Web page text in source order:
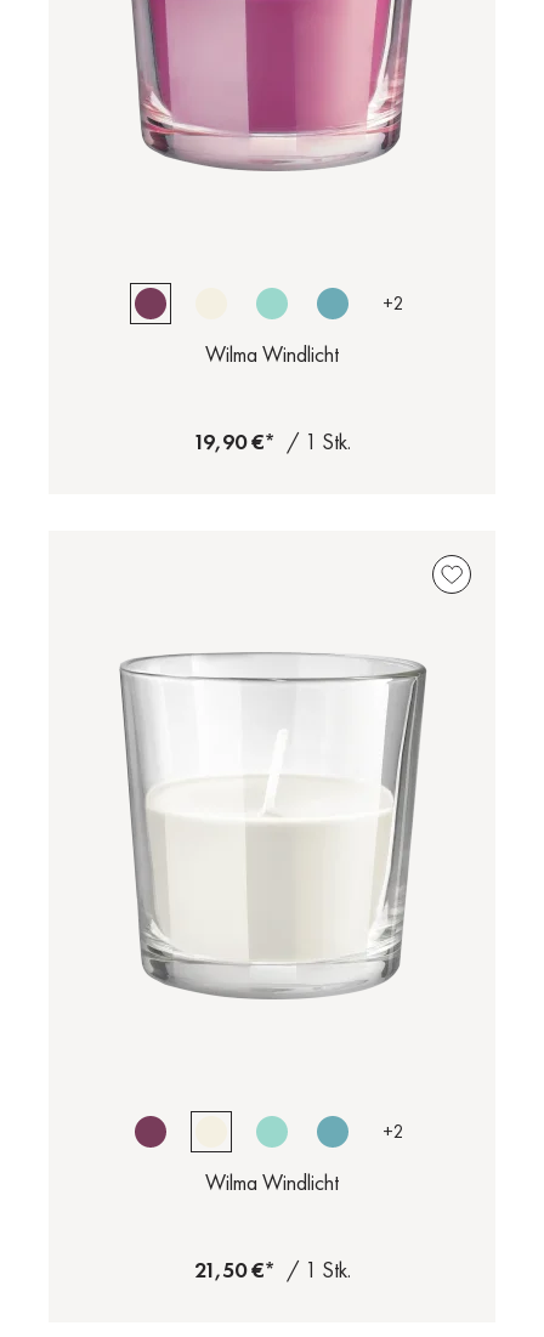
+2
Wilma Windlicht
19,90 €* / 1 Stk.
+2
Wilma Windlicht
21,50 €* / 1 Stk.